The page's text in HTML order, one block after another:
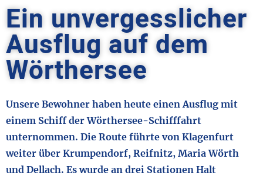
Ein unvergesslicher
Ausflug auf dem
Wörthersee
Unsere Bewohner haben heute einen Ausflug mit
einem Schiff der Wörthersee-Schifffahrt
unternommen. Die Route führte von Klagenfurt
weiter über Krumpendorf, Reifnitz, Maria Wörth
und Dellach. Es wurde an drei Stationen Halt